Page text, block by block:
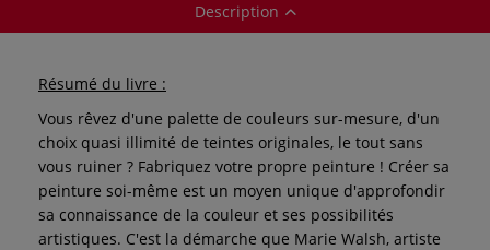
Description
Résumé du livre :
Vous rêvez d'une palette de couleurs sur-mesure, d'un
choix quasi illimité de teintes originales, le tout sans
vous ruiner ? Fabriquez votre propre peinture ! Créer sa
peinture soi-même est un moyen unique d'approfondir
sa connaissance de la couleur et ses possibilités
artistiques. C'est la démarche que Marie Walsh, artiste